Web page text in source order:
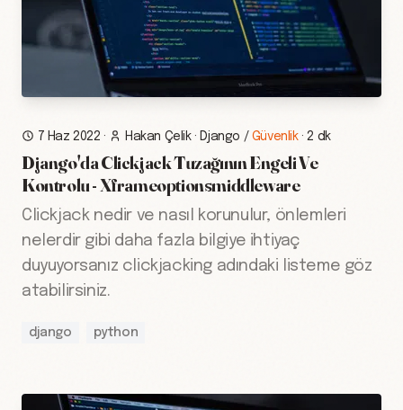
7 Haz 2022 · Hakan Çelik· Django / Güvenlik ·2 dk
Django'da Clickjack Tuzağının Engeli Ve
Kontrolu - Xframeoptionsmiddleware
Clickjack nedir ve nasıl korunulur, önlemleri
nelerdir gibi daha fazla bilgiye ihtiyaç
duyuyorsanız clickjacking adındaki listeme göz
atabilirsiniz.
django python